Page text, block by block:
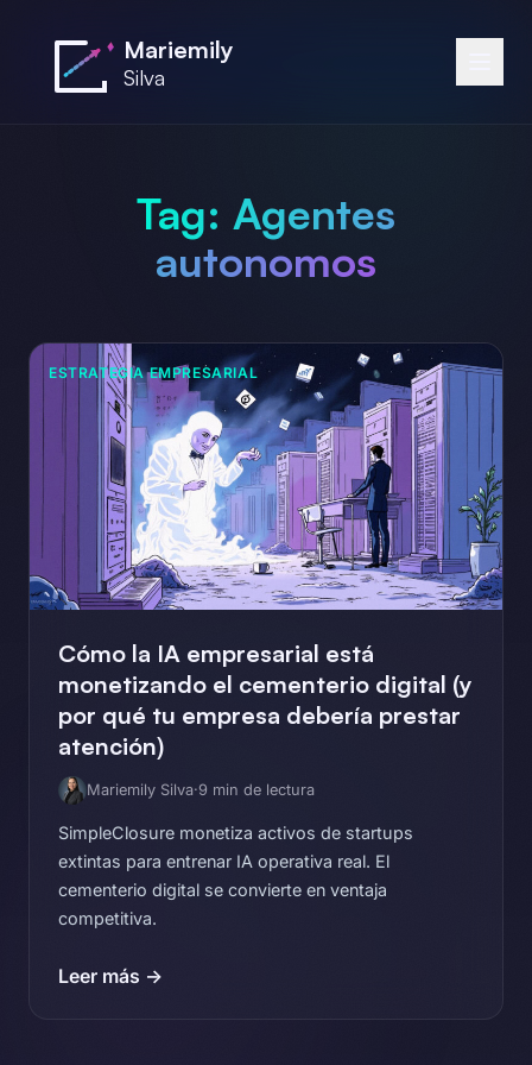
Mariemily
Silva
Tag: Agentes
autonomos
ESTRATEGIA EMPRESARIAL
Cómo la IA empresarial está
monetizando el cementerio digital (y
por qué tu empresa debería prestar
atención)
Mariemily Silva·9 min de lectura
SimpleClosure monetiza activos de startups
extintas para entrenar IA operativa real. El
cementerio digital se convierte en ventaja
competitiva.
Leer más →